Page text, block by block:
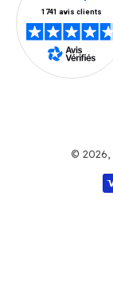
© 2026,